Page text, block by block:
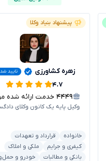
پیشنهاد بنیاد وکلا
زهره کشاورزی تایید
۴.۷
۴۴۴۹ خدمت ارائه شده موفق
وکیل پایه یک کانون وکلای
خانواده
قرارداد و تعهدات
کیفری و جرایم
ملکی و املاک
بانکی و مطالبات
خودرو و